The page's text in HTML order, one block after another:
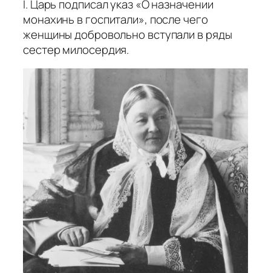
I. Царь подписал указ «О назначении
монахинь в госпитали», после чего
женщины добровольно вступали в ряды
сестер милосердия.